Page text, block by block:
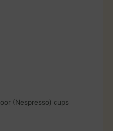
(Nespresso) cups